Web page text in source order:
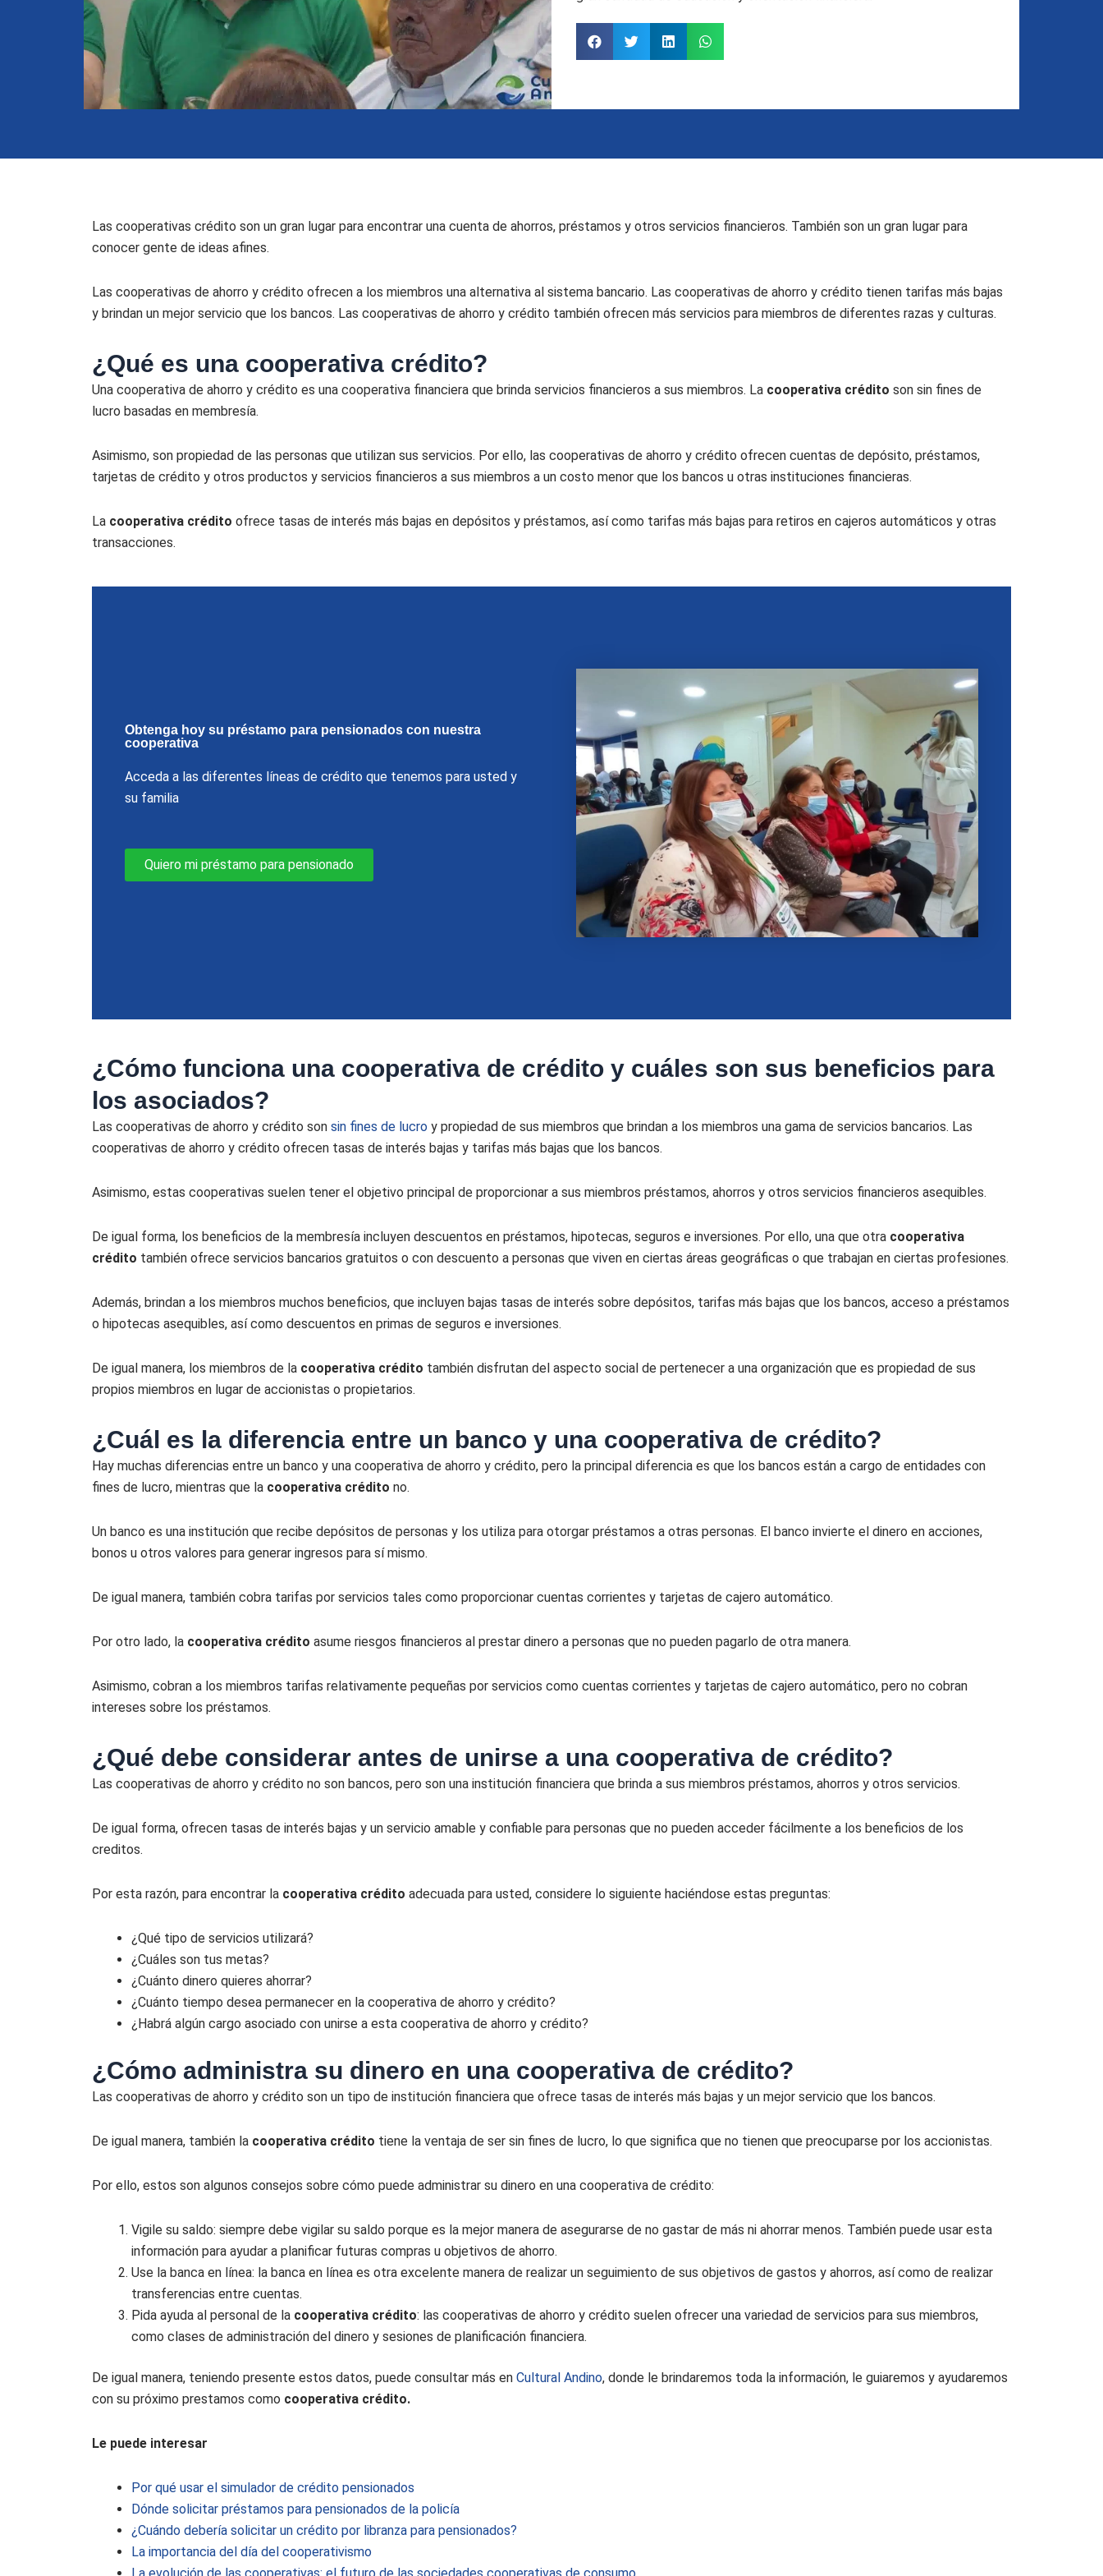
Las cooperativas crédito son un gran lugar para encontrar una cuenta de ahorros, préstamos y otros servicios financieros. También son un gran lugar para
conocer gente de ideas afines.
Las cooperativas de ahorro y crédito ofrecen a los miembros una alternativa al sistema bancario. Las cooperativas de ahorro y crédito tienen tarifas más bajas
y brindan un mejor servicio que los bancos. Las cooperativas de ahorro y crédito también ofrecen más servicios para miembros de diferentes razas y culturas.
¿Qué es una cooperativa crédito?
Una cooperativa de ahorro y crédito es una cooperativa financiera que brinda servicios financieros a sus miembros. La cooperativa crédito son sin fines de
lucro basadas en membresía.
Asimismo, son propiedad de las personas que utilizan sus servicios. Por ello, las cooperativas de ahorro y crédito ofrecen cuentas de depósito, préstamos,
tarjetas de crédito y otros productos y servicios financieros a sus miembros a un costo menor que los bancos u otras instituciones financieras.
La cooperativa crédito ofrece tasas de interés más bajas en depósitos y préstamos, así como tarifas más bajas para retiros en cajeros automáticos y otras
transacciones.
Obtenga hoy su préstamo para pensionados con nuestra
cooperativa
Acceda a las diferentes líneas de crédito que tenemos para usted y
su familia
Quiero mi préstamo para pensionado
¿Cómo funciona una cooperativa de crédito y cuáles son sus beneficios para
los asociados?
Las cooperativas de ahorro y crédito son sin fines de lucro y propiedad de sus miembros que brindan a los miembros una gama de servicios bancarios. Las
cooperativas de ahorro y crédito ofrecen tasas de interés bajas y tarifas más bajas que los bancos.
Asimismo, estas cooperativas suelen tener el objetivo principal de proporcionar a sus miembros préstamos, ahorros y otros servicios financieros asequibles.
De igual forma, los beneficios de la membresía incluyen descuentos en préstamos, hipotecas, seguros e inversiones. Por ello, una que otra cooperativa
crédito también ofrece servicios bancarios gratuitos o con descuento a personas que viven en ciertas áreas geográficas o que trabajan en ciertas profesiones.
Además, brindan a los miembros muchos beneficios, que incluyen bajas tasas de interés sobre depósitos, tarifas más bajas que los bancos, acceso a préstamos
o hipotecas asequibles, así como descuentos en primas de seguros e inversiones.
De igual manera, los miembros de la cooperativa crédito también disfrutan del aspecto social de pertenecer a una organización que es propiedad de sus
propios miembros en lugar de accionistas o propietarios.
¿Cuál es la diferencia entre un banco y una cooperativa de crédito?
Hay muchas diferencias entre un banco y una cooperativa de ahorro y crédito, pero la principal diferencia es que los bancos están a cargo de entidades con
fines de lucro, mientras que la cooperativa crédito no.
Un banco es una institución que recibe depósitos de personas y los utiliza para otorgar préstamos a otras personas. El banco invierte el dinero en acciones,
bonos u otros valores para generar ingresos para sí mismo.
De igual manera, también cobra tarifas por servicios tales como proporcionar cuentas corrientes y tarjetas de cajero automático.
Por otro lado, la cooperativa crédito asume riesgos financieros al prestar dinero a personas que no pueden pagarlo de otra manera.
Asimismo, cobran a los miembros tarifas relativamente pequeñas por servicios como cuentas corrientes y tarjetas de cajero automático, pero no cobran
intereses sobre los préstamos.
¿Qué debe considerar antes de unirse a una cooperativa de crédito?
Las cooperativas de ahorro y crédito no son bancos, pero son una institución financiera que brinda a sus miembros préstamos, ahorros y otros servicios.
De igual forma, ofrecen tasas de interés bajas y un servicio amable y confiable para personas que no pueden acceder fácilmente a los beneficios de los
creditos.
Por esta razón, para encontrar la cooperativa crédito adecuada para usted, considere lo siguiente haciéndose estas preguntas:
¿Qué tipo de servicios utilizará?
¿Cuáles son tus metas?
¿Cuánto dinero quieres ahorrar?
¿Cuánto tiempo desea permanecer en la cooperativa de ahorro y crédito?
¿Habrá algún cargo asociado con unirse a esta cooperativa de ahorro y crédito?
¿Cómo administra su dinero en una cooperativa de crédito?
Las cooperativas de ahorro y crédito son un tipo de institución financiera que ofrece tasas de interés más bajas y un mejor servicio que los bancos.
De igual manera, también la cooperativa crédito tiene la ventaja de ser sin fines de lucro, lo que significa que no tienen que preocuparse por los accionistas.
Por ello, estos son algunos consejos sobre cómo puede administrar su dinero en una cooperativa de crédito:
Vigile su saldo: siempre debe vigilar su saldo porque es la mejor manera de asegurarse de no gastar de más ni ahorrar menos. También puede usar esta
información para ayudar a planificar futuras compras u objetivos de ahorro.
Use la banca en línea: la banca en línea es otra excelente manera de realizar un seguimiento de sus objetivos de gastos y ahorros, así como de realizar
transferencias entre cuentas.
Pida ayuda al personal de la cooperativa crédito: las cooperativas de ahorro y crédito suelen ofrecer una variedad de servicios para sus miembros,
como clases de administración del dinero y sesiones de planificación financiera.
De igual manera, teniendo presente estos datos, puede consultar más en Cultural Andino, donde le brindaremos toda la información, le guiaremos y ayudaremos
con su próximo prestamos como cooperativa crédito.
Le puede interesar
Por qué usar el simulador de crédito pensionados
Dónde solicitar préstamos para pensionados de la policía
¿Cuándo debería solicitar un crédito por libranza para pensionados?
La importancia del día del cooperativismo
La evolución de las cooperativas: el futuro de las sociedades cooperativas de consumo